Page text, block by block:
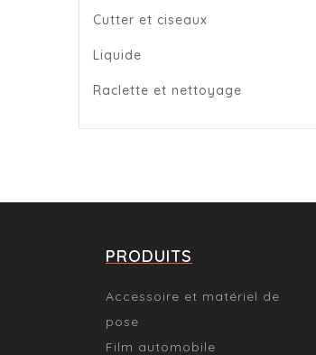
Cutter et ciseaux
Liquide
Raclette et nettoyage
PRODUITS
Accessoire et matériel de
pose
Film automobile